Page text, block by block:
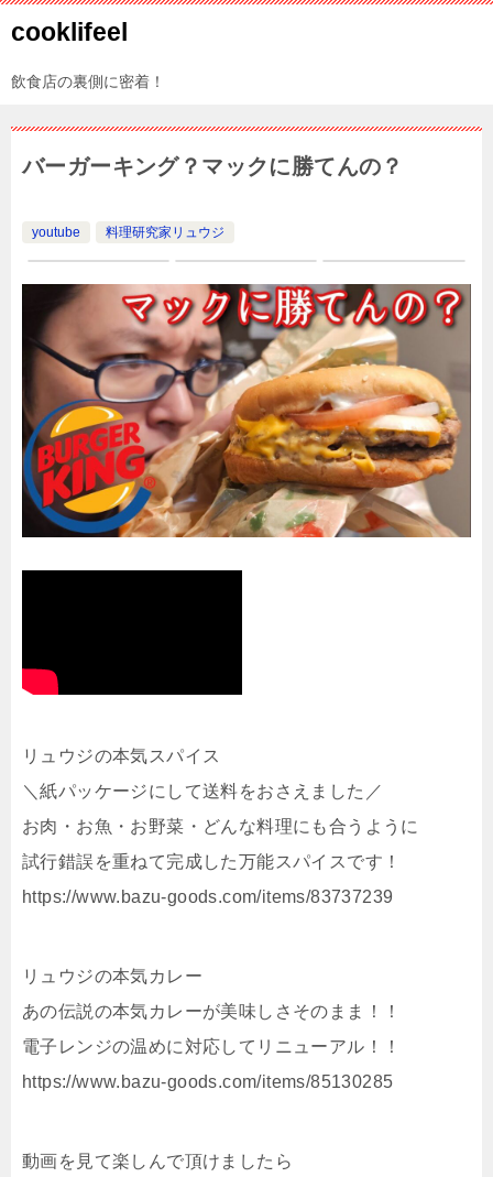
cooklifeel
飲食店の裏側に密着！
バーガーキング？マックに勝てんの？
youtube 料理研究家リュウジ
リュウジの本気スパイス
＼紙パッケージにして送料をおさえました／
お肉・お魚・お野菜・どんな料理にも合うように
試行錯誤を重ねて完成した万能スパイスです！
https://www.bazu-goods.com/items/83737239
リュウジの本気カレー
あの伝説の本気カレーが美味しさそのまま！！
電子レンジの温めに対応してリニューアル！！
https://www.bazu-goods.com/items/85130285
動画を見て楽しんで頂けましたら